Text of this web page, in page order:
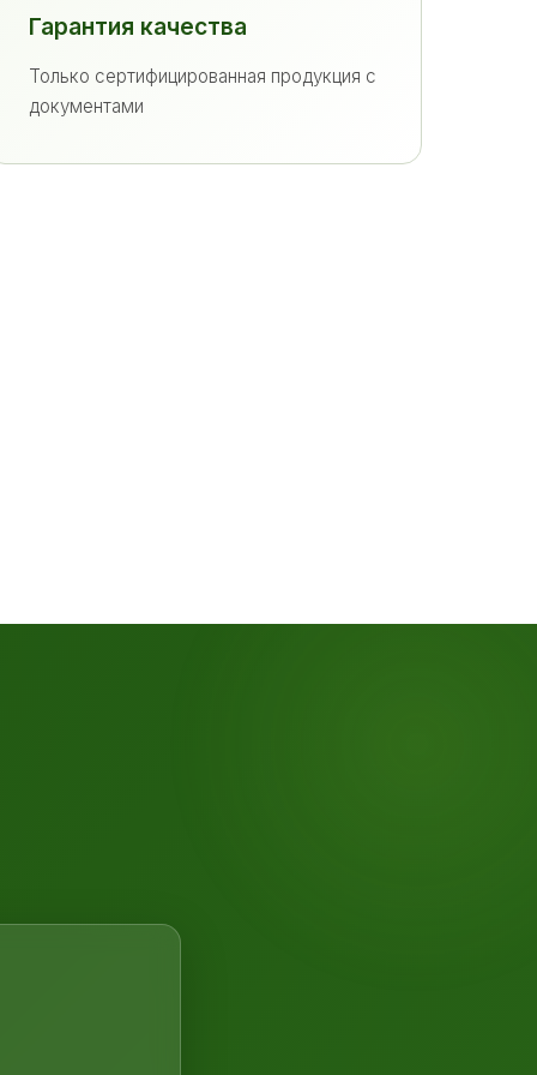
Гарантия качества
Только сертифицированная продукция с
документами